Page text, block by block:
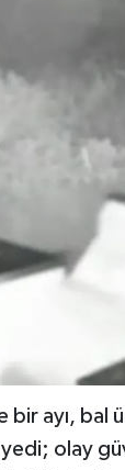
bir ayı,
olay